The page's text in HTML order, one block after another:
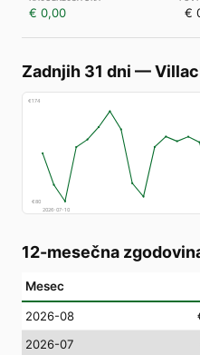
€ 0,00 €
Zadnjih 31 dni —
€174
€80
2026-07-10
12-mesečna
Mesec
2026-08
2026-07